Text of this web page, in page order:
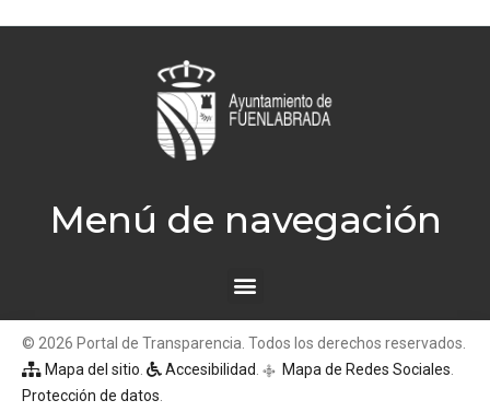
Menú de navegación
© 2026 Portal de Transparencia. Todos los derechos reservados.
Mapa del sitio
Accesibilidad q Mapa de Redes Sociales
Protección de datos